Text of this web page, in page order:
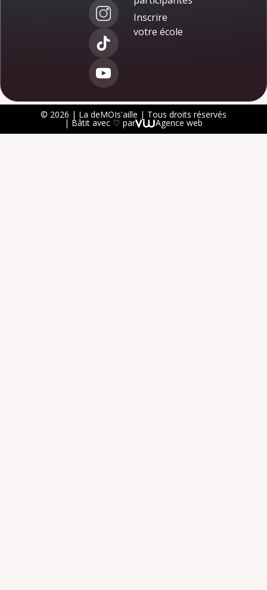
Inscrire
votre école
© 2026 | La deMOIs'aille | Tous droits réservés
| Bâtit avec ♡ par Agence web